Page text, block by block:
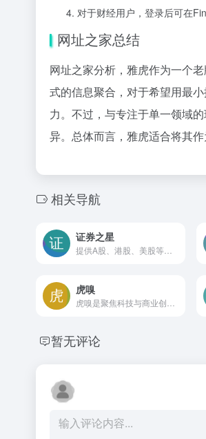
对于财经用户，登录后可在
网址之家总结
网址之家分析，雅虎作为一个
式的信息聚合，对于希望用最
力。不过，与专注于单一领域
异。总体而言，雅虎适合将其
相关导航
证券之星
虎嗅
暂无评论